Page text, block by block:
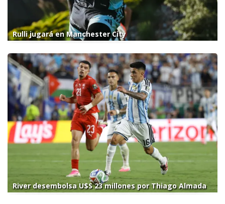
Rulli jugará en Manchester City
River desembolsa U$S 23 millones por Thiago Almada